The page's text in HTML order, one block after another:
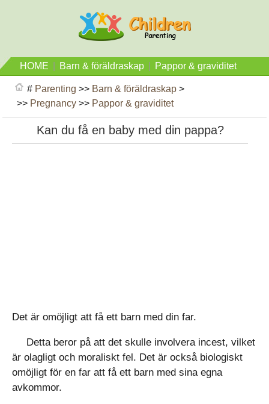
HOME Barn & föräldraskap Pappor & graviditet
# Parenting >> Barn & föräldraskap >
>> Pregnancy >> Pappor & graviditet
Kan du få en baby med din pappa?
Det är omöjligt att få ett barn med din far.
Detta beror på att det skulle involvera incest, vilket
är olagligt och moraliskt fel. Det är också biologiskt
omöjligt för en far att få ett barn med sina egna
avkommor.